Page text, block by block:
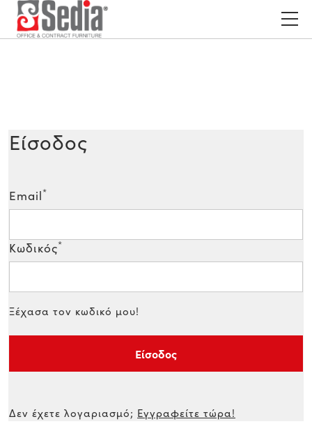
Είσοδος
Email*
Κωδικός*
Ξέχασα τον κωδικό μου!
Είσοδος
Δεν έχετε λογαριασμό; Εγγραφείτε τώρα!